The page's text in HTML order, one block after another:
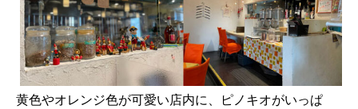
黄色やオレンジ色が可愛い店内に、ピノキオがいっぱ